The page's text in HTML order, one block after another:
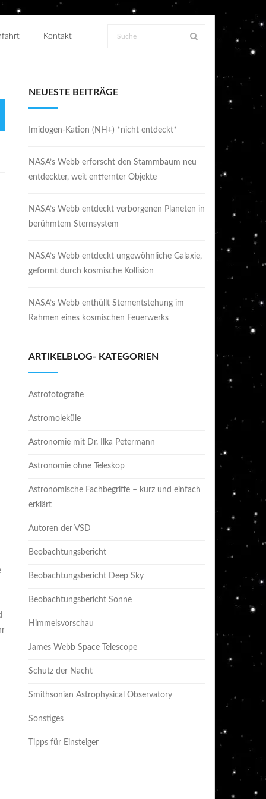
Kontakt
NEUESTE BEITRÄGE
Imidogen-Kation (NH+) *nicht entdeckt*
NASA’s Webb erforscht den Stammbaum neu
entdeckter, weit entfernter Objekte
NASA’s Webb entdeckt verborgenen Planeten in
berühmtem Sternsystem
NASA’s Webb entdeckt ungewöhnliche Galaxie,
geformt durch kosmische Kollision
NASA’s Webb enthüllt Sternentstehung im
Rahmen eines kosmischen Feuerwerks
ARTIKELBLOG- KATEGORIEN
Astrofotografie
Astromoleküle
Astronomie mit Dr. Ilka Petermann
Astronomie ohne Teleskop
Astronomische Fachbegriffe – kurz und einfach
erklärt
Autoren der VSD
Beobachtungsbericht
Beobachtungsbericht Deep Sky
Beobachtungsbericht Sonne
Himmelsvorschau
James Webb Space Telescope
Schutz der Nacht
Smithsonian Astrophysical Observatory
Sonstiges
Tipps für Einsteiger